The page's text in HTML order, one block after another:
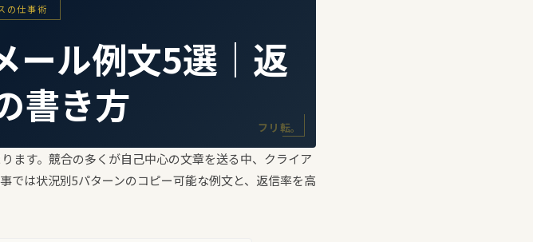
の仕事術
ール例文5選｜返
書き方
フリ転。
ます。競合の多くが自己中心の文章を送る中、クライア
では状況別5パターンのコピー可能な例文と、返信率を高